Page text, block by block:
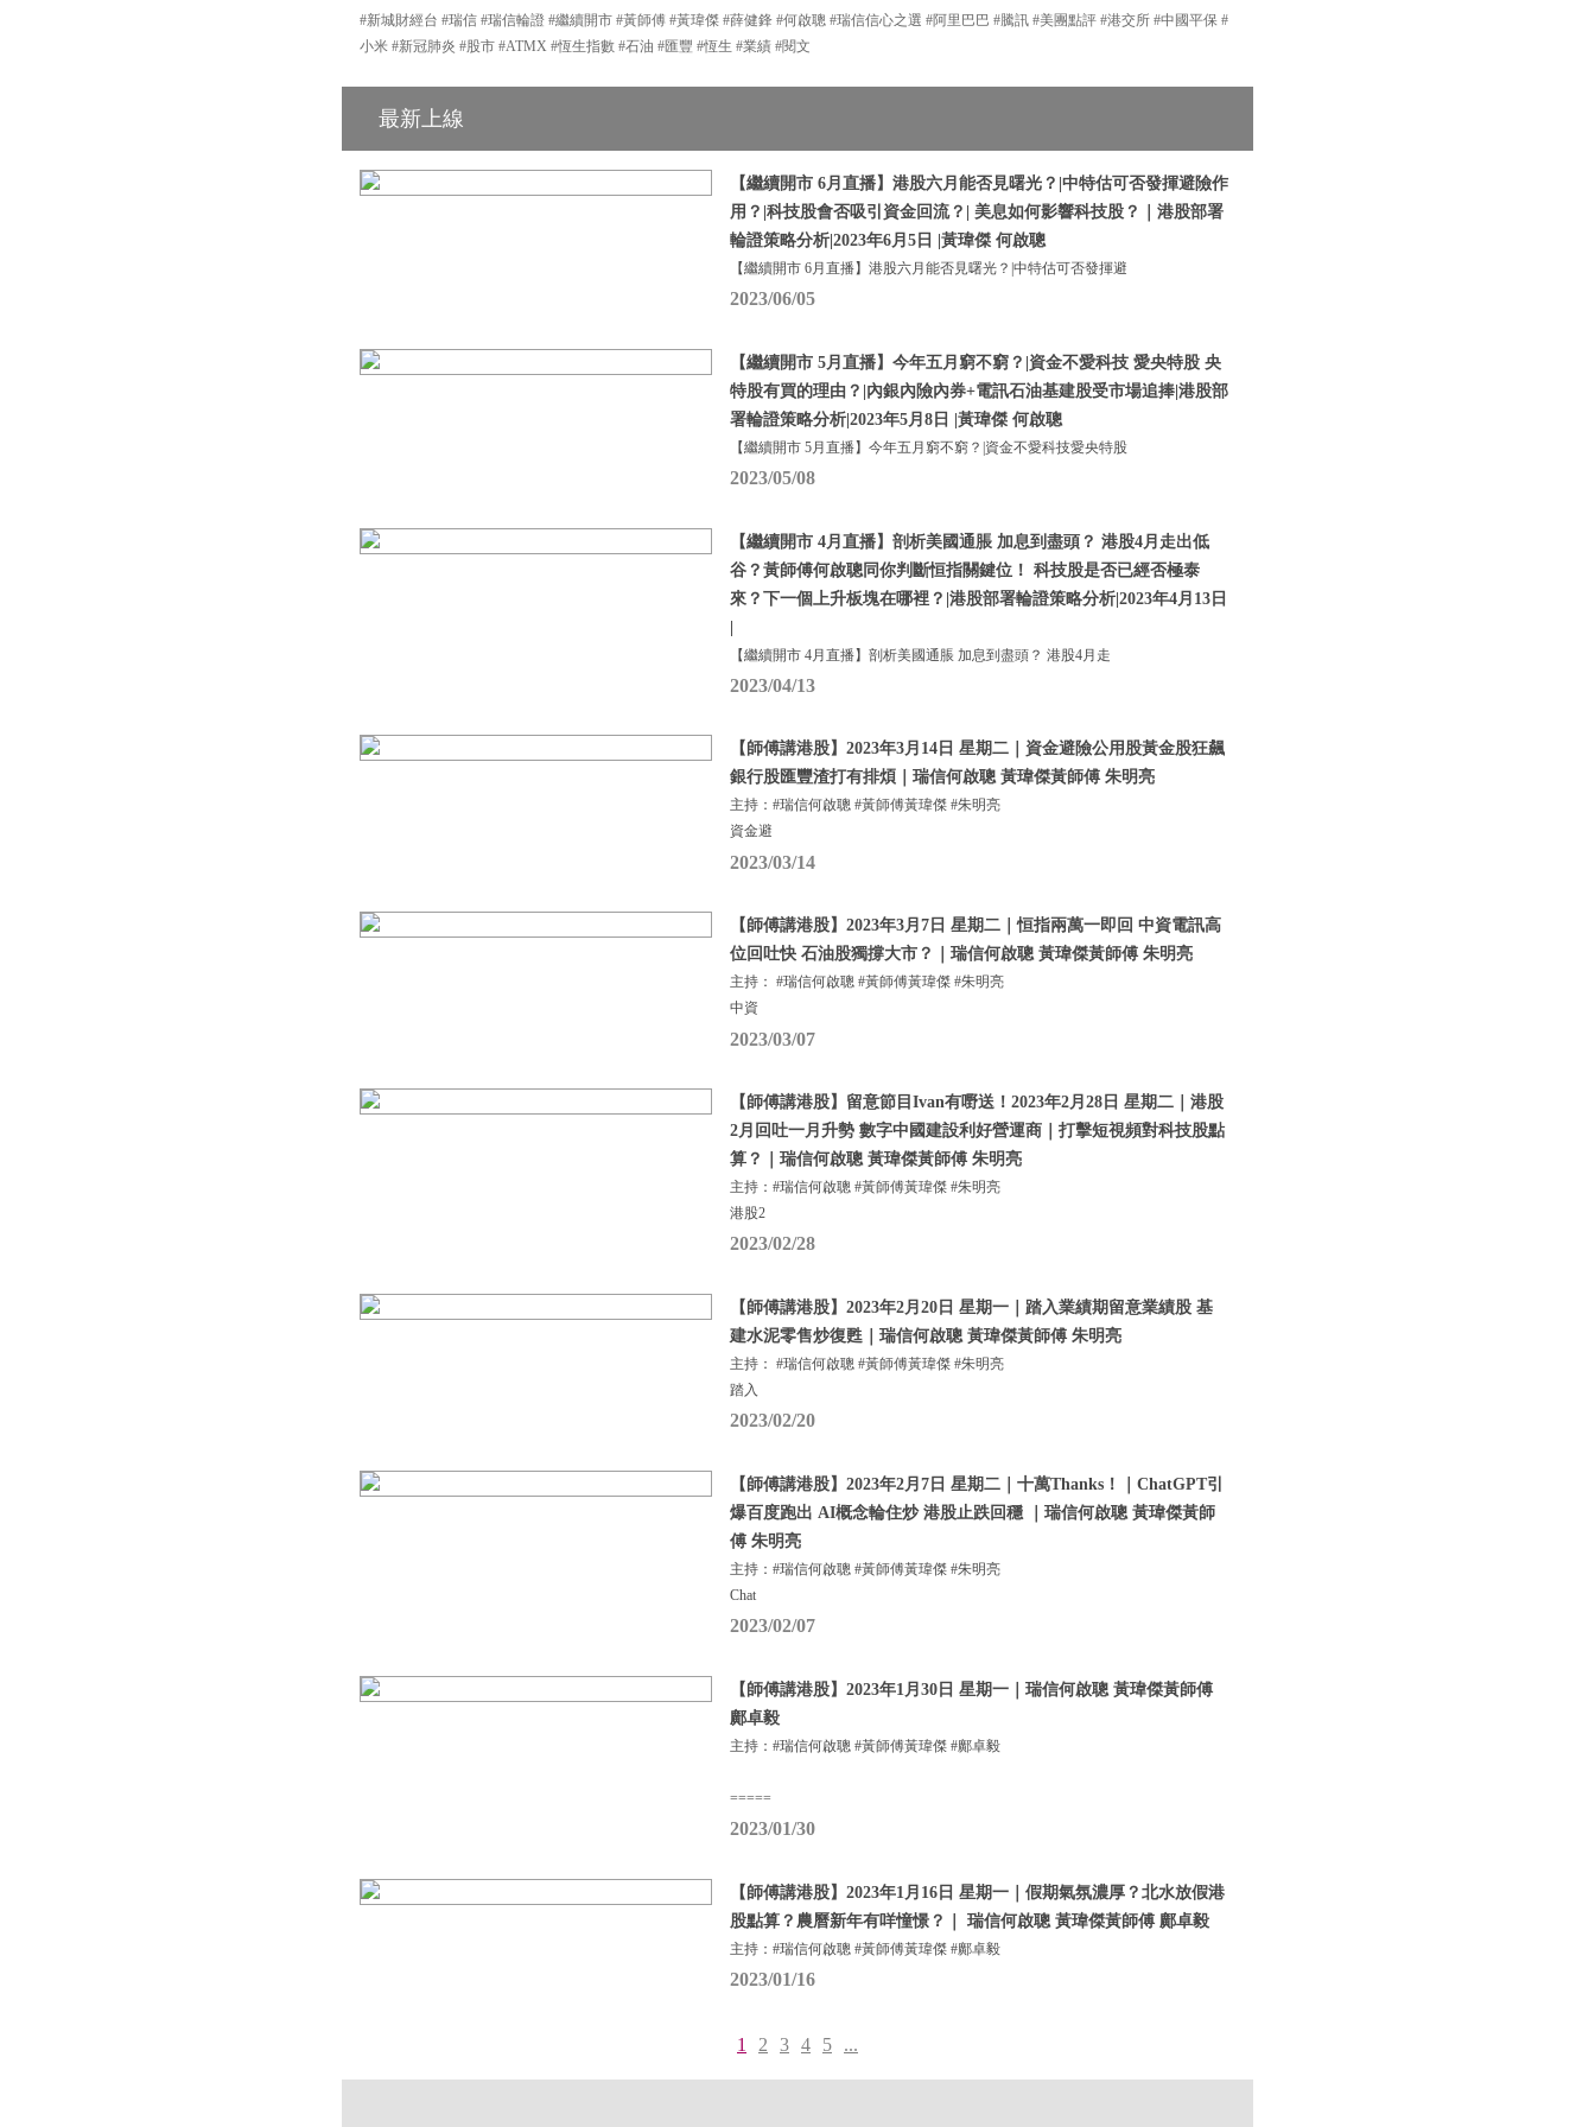
#新城財經台 #瑞信 #瑞信輪證 #繼續開市 #黃師傅 #黃瑋傑 #薛健鋒 #何啟聰 #瑞信信心之選 #阿里巴巴 #騰訊 #美團點評 #港交所 #中國平保 #
小米 #新冠肺炎 #股市 #ATMX #恆生指數 #石油 #匯豐 #恆生 #業績 #閱文
最新上線
【繼續開市 6月直播】港股六月能否見曙光？|中特估可否發揮避險作
用？|科技股會否吸引資金回流？| 美息如何影響科技股？｜港股部署
輪證策略分析|2023年6月5日 |黃瑋傑 何啟聰
【繼續開市 6月直播】港股六月能否見曙光？|中特估可否發揮避
2023/06/05
【繼續開市 5月直播】今年五月窮不窮？|資金不愛科技 愛央特股 央
特股有買的理由？|內銀內險內券+電訊石油基建股受市場追捧|港股部
署輪證策略分析|2023年5月8日 |黃瑋傑 何啟聰
【繼續開市 5月直播】今年五月窮不窮？|資金不愛科技愛央特股
2023/05/08
【繼續開市 4月直播】剖析美國通脹 加息到盡頭？ 港股4月走出低
谷？黃師傅何啟聰同你判斷恒指關鍵位！ 科技股是否已經否極泰
來？下一個上升板塊在哪裡？|港股部署輪證策略分析|2023年4月13日
|
【繼續開市 4月直播】剖析美國通脹 加息到盡頭？ 港股4月走
2023/04/13
【師傅講港股】2023年3月14日 星期二｜資金避險公用股黃金股狂飆
銀行股匯豐渣打有排煩｜瑞信何啟聰 黃瑋傑黃師傅 朱明亮
主持：#瑞信何啟聰 #黃師傅黃瑋傑 #朱明亮
資金避
2023/03/14
【師傅講港股】2023年3月7日 星期二｜恒指兩萬一即回 中資電訊高
位回吐快 石油股獨撐大市？｜瑞信何啟聰 黃瑋傑黃師傅 朱明亮
主持： #瑞信何啟聰 #黃師傅黃瑋傑 #朱明亮
中資
2023/03/07
【師傅講港股】留意節目Ivan有嘢送！2023年2月28日 星期二｜港股
2月回吐一月升勢 數字中國建設利好營運商｜打擊短視頻對科技股點
算？｜瑞信何啟聰 黃瑋傑黃師傅 朱明亮
主持：#瑞信何啟聰 #黃師傅黃瑋傑 #朱明亮
港股2
2023/02/28
【師傅講港股】2023年2月20日 星期一｜踏入業績期留意業績股 基
建水泥零售炒復甦｜瑞信何啟聰 黃瑋傑黃師傅 朱明亮
主持： #瑞信何啟聰 #黃師傅黃瑋傑 #朱明亮
踏入
2023/02/20
【師傅講港股】2023年2月7日 星期二｜十萬Thanks！｜ChatGPT引
爆百度跑出 AI概念輪住炒 港股止跌回穩 ｜瑞信何啟聰 黃瑋傑黃師
傅 朱明亮
主持：#瑞信何啟聰 #黃師傅黃瑋傑 #朱明亮
Chat
2023/02/07
【師傅講港股】2023年1月30日 星期一｜瑞信何啟聰 黃瑋傑黃師傅
鄺卓毅
主持：#瑞信何啟聰 #黃師傅黃瑋傑 #鄺卓毅
=====
2023/01/30
【師傅講港股】2023年1月16日 星期一｜假期氣氛濃厚？北水放假港
股點算？農曆新年有咩憧憬？｜ 瑞信何啟聰 黃瑋傑黃師傅 鄺卓毅
主持：#瑞信何啟聰 #黃師傅黃瑋傑 #鄺卓毅
2023/01/16
1 2 3 4 5 ...